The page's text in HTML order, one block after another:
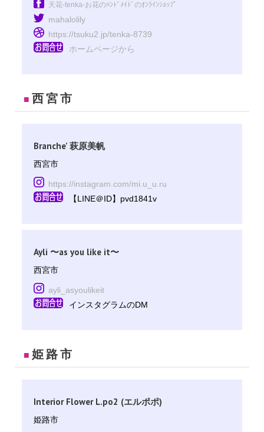
天花-tenka-お花のﾊﾝﾄﾞﾒｲﾄﾞのｵﾝﾗｲﾝｼｮｯﾌﾟ
mahalolily
https://tsuku2.jp/tenka-8739
ホームページから
■ 西宮市
Branche’ 萩原美帆
西宮市
https://instagram.com/mi.u_u.ru
【LINE＠ID】pvd1841v
Ayli 〜as you like it〜
西宮市
ayli_asyoulikeit
インスタグラムのDM
■ 姫路市
Interior Flower L.po2 (エルポポ)
姫路市